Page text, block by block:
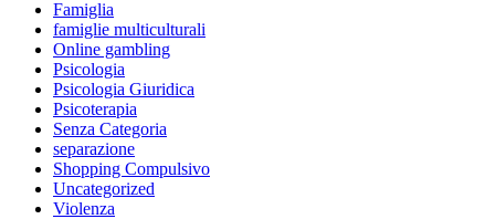
Famiglia
famiglie multiculturali
Online gambling
Psicologia
Psicologia Giuridica
Psicoterapia
Senza Categoria
separazione
Shopping Compulsivo
Uncategorized
Violenza